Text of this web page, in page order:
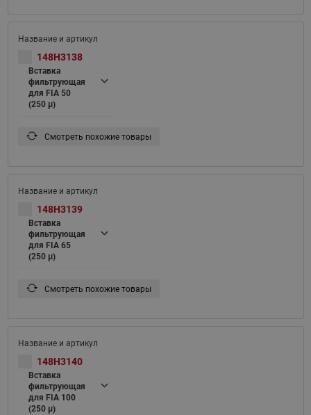
148H3138
Вставка
фильтрующая
для FIA 50
(250 μ)
Смотреть похожие товары
148H3139
Вставка
фильтрующая
для FIA 65
(250 μ)
Смотреть похожие товары
148H3140
Вставка
фильтрующая
для FIA 100
(250 μ)